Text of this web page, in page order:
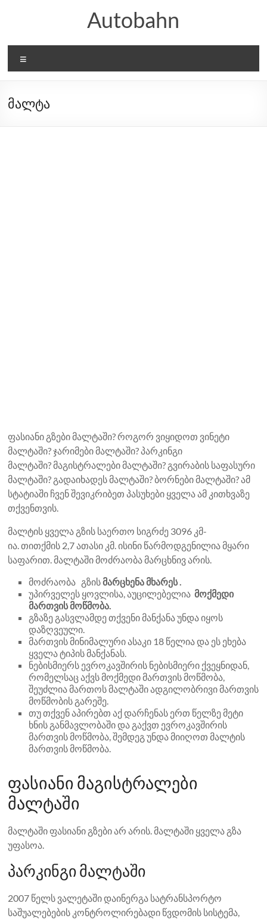
Autobahn
მალტა
ფასიანი გზები მალტაში? როგორ ვიყიდოთ ვინეტი
მალტაში? ჯარიმები მალტაში? პარკინგი
მალტაში? მაგისტრალები მალტაში? გვირაბის საფასური
მალტაში? გადაიხადეს მალტაში? ბორნები მალტაში? ამ
სტატიაში ჩვენ შევიკრიბეთ პასუხები ყველა ამ კითხვაზე
თქვენთვის.
მალტის ყველა გზის საერთო სიგრძე 3096 კმ-
ია. თითქმის 2,7 ათასი კმ. ისინი წარმოდგენილია მყარი
საფარით. მალტაში მოძრაობა მარცხნივ არის.
მოძრაობა გზისმარცხენა მხარეს .
უპირველეს ყოვლისა, აუცილებელიამოქმედი
მართვის მოწმობა.
გზაზე გასვლამდე თქვენი მანქანა უნდა იყოს
დაზღვეული.
მართვის მინიმალური ასაკი 18 წელია და ეს ეხება
ყველა ტიპის მანქანას.
ნებისმიერს ევროკავშირის ნებისმიერი ქვეყნიდან,
რომელსაც აქვს მოქმედი მართვის მოწმობა,
შეუძლია მართოს მალტაში ადგილობრივი მართვის
მოწმობის გარეშე.
თუ თქვენ აპირებთ აქ დარჩენას ერთ წელზე მეტი
ხნის განმავლობაში და გაქვთ ევროკავშირის
მართვის მოწმობა, შემდეგ უნდა მიიღოთ მალტის
მართვის მოწმობა.
ფასიანი მაგისტრალები
მალტაში
მალტაში ფასიანი გზები არ არის. მალტაში ყველა გზა
უფასოა.
პარკინგი მალტაში
2007 წელს ვალეტაში დაინერგა სატრანსპორტო
საშუალებების კონტროლირებადი წვდომის სისტემა,